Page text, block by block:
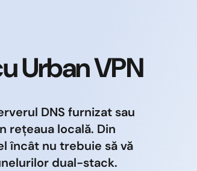
Urban VPN
DNS furnizat sau
rețeaua locală. Din
încât nu trebuie să vă
dual-stack.